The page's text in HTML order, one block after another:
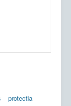
– protectia